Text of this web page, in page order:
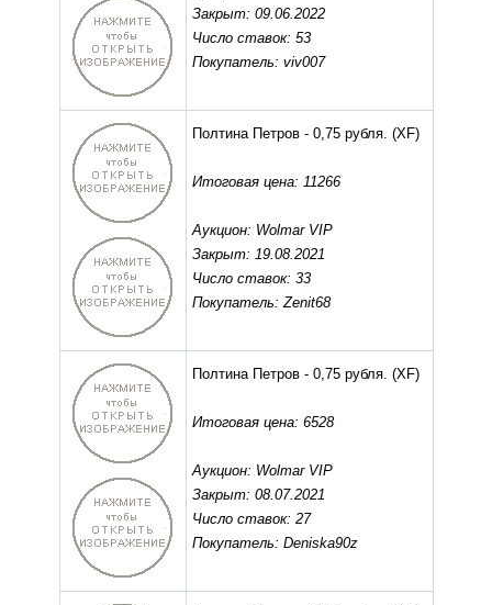
Закрыт: 09.06.2022
Число ставок: 53
Покупатель: viv007
Полтина Петров - 0,75 рубля. (XF)
Итоговая цена: 11266
Аукцион: Wolmar VIP
Закрыт: 19.08.2021
Число ставок: 33
Покупатель: Zenit68
Полтина Петров - 0,75 рубля. (XF)
Итоговая цена: 6528
Аукцион: Wolmar VIP
Закрыт: 08.07.2021
Число ставок: 27
Покупатель: Deniska90z